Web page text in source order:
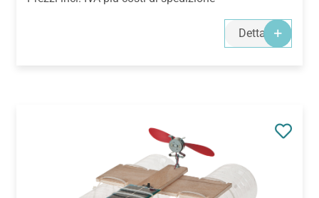
Dettagli